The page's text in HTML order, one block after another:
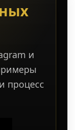
и
процесс